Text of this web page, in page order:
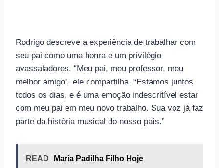
Rodrigo descreve a experiência de trabalhar com
seu pai como uma honra e um privilégio
avassaladores. “Meu pai, meu professor, meu
melhor amigo”, ele compartilha. “Estamos juntos
todos os dias, e é uma emoção indescritível estar
com meu pai em meu novo trabalho. Sua voz já faz
parte da história musical do nosso país.”
READ Maria Padilha Filho Hoje